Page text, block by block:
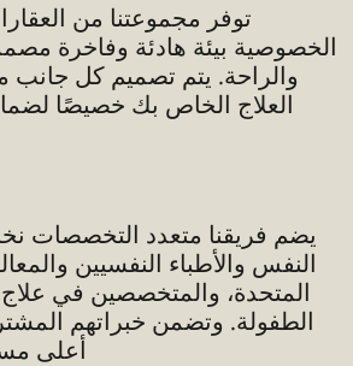
توفر مجموعتنا من
الخصوصية بيئة هادئة وفاخرة
والراحة. يتم تصميم كل جانب
العلاج الخاص بك خصيصًا
يضم فريقنا متعدد التخصصات
النفس والأطباء النفسيين
المتحدة، والمتخصصين في
الطفولة. وتضمن خبراتهم
أعلى